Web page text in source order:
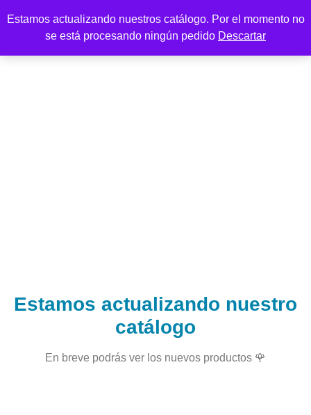
Estamos actualizando nuestros catálogo. Por el momento no
se está procesando ningún pedido Descartar
Estamos actualizando nuestro
catálogo
En breve podrás ver los nuevos productos 🌹